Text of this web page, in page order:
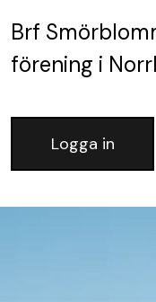
Brf
förening i
Logga in